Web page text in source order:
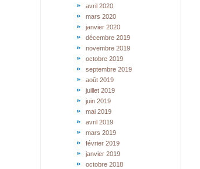
avril 2020
mars 2020
janvier 2020
décembre 2019
novembre 2019
octobre 2019
septembre 2019
août 2019
juillet 2019
juin 2019
mai 2019
avril 2019
mars 2019
février 2019
janvier 2019
octobre 2018